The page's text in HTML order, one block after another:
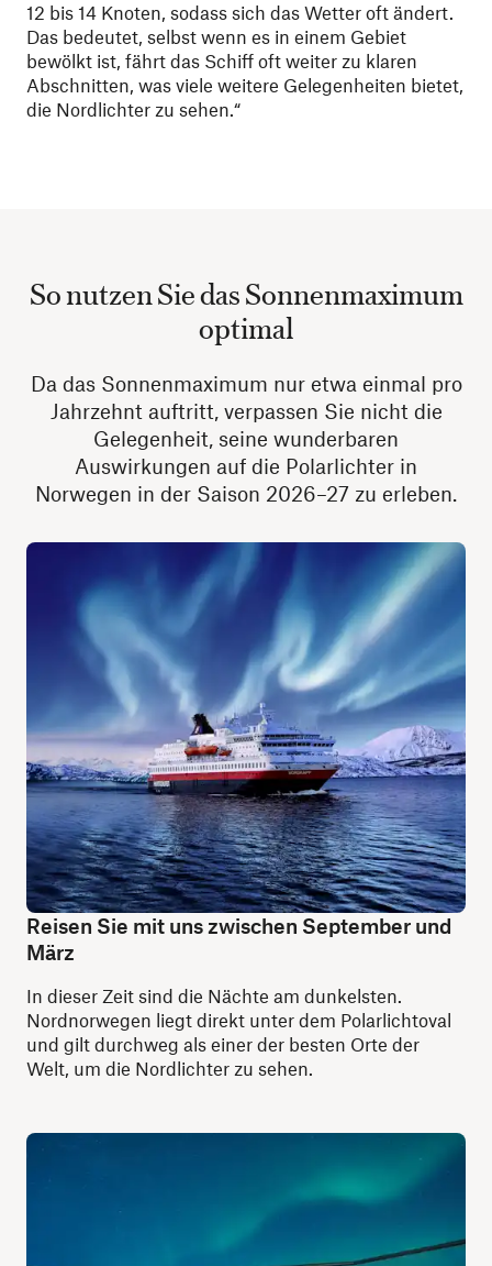
12 bis 14 Knoten, sodass sich das Wetter oft ändert.
Das bedeutet, selbst wenn es in einem Gebiet
bewölkt ist, fährt das Schiff oft weiter zu klaren
Abschnitten, was viele weitere Gelegenheiten bietet,
die Nordlichter zu sehen.“
So nutzen Sie das Sonnenmaximum
optimal
Da das Sonnenmaximum nur etwa einmal pro
Jahrzehnt auftritt, verpassen Sie nicht die
Gelegenheit, seine wunderbaren
Auswirkungen auf die Polarlichter in
Norwegen in der Saison 2026–27 zu erleben.
Reisen Sie mit uns zwischen September und
März
In dieser Zeit sind die Nächte am dunkelsten.
Nordnorwegen liegt direkt unter dem Polarlichtoval
und gilt durchweg als einer der besten Orte der
Welt, um die Nordlichter zu sehen.